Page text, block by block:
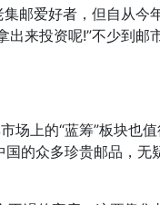
邮爱好者，但自从今
来投资呢!”不少到邮
上的“蓝筹”板块也
的众多珍贵邮品，无